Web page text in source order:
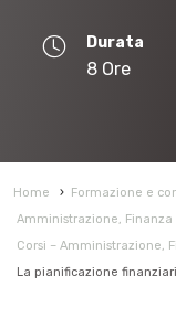
Durata
8 Ore
Home › Formazione e
Amministrazione,
Corsi – Amministrazione,
La pianificazione